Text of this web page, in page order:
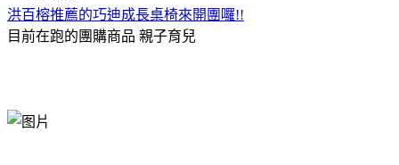
洪百榕推薦的巧迪成長桌椅來開團囉!!
目前在跑的團購商品 親子育兒